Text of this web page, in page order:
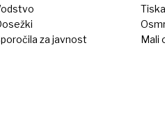
za javnost
Mali